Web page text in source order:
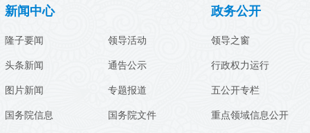
新闻中心
隆子要闻
头条新闻
图片新闻
国务院信息
领导活动
通告公示
专题报道
国务院文件
政务公开
领导之窗
行政权力运行
五公开专栏
重点领域信息公开